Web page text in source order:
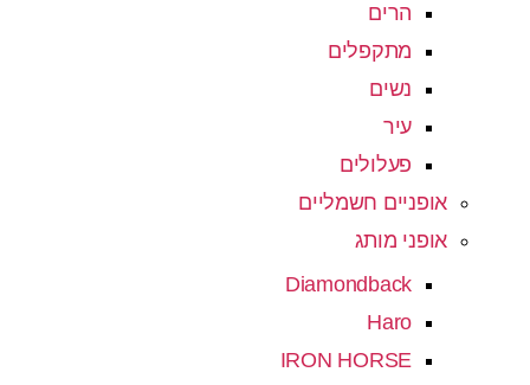
הרים
מתקפלים
נשים
עיר
פעלולים
אופניים חשמליים
אופני מותג
Diamondback
Haro
IRON HORSE